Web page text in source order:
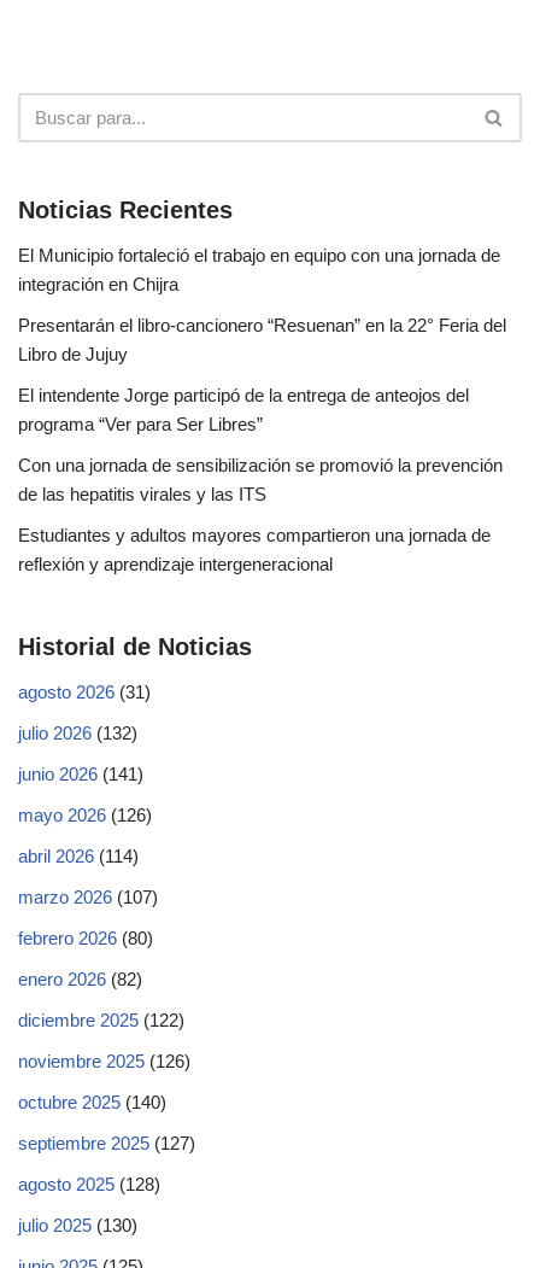
Noticias Recientes
El Municipio fortaleció el trabajo en equipo con una jornada de
integración en Chijra
Presentarán el libro-cancionero “Resuenan” en la 22° Feria del
Libro de Jujuy
El intendente Jorge participó de la entrega de anteojos del
programa “Ver para Ser Libres”
Con una jornada de sensibilización se promovió la prevención
de las hepatitis virales y las ITS
Estudiantes y adultos mayores compartieron una jornada de
reflexión y aprendizaje intergeneracional
Historial de Noticias
agosto 2026 (31)
julio 2026 (132)
junio 2026 (141)
mayo 2026 (126)
abril 2026 (114)
marzo 2026 (107)
febrero 2026 (80)
enero 2026 (82)
diciembre 2025 (122)
noviembre 2025 (126)
octubre 2025 (140)
septiembre 2025 (127)
agosto 2025 (128)
julio 2025 (130)